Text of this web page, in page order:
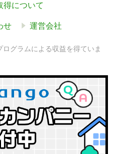
得について
せ 運営会社
グラムによる収益を得ていま